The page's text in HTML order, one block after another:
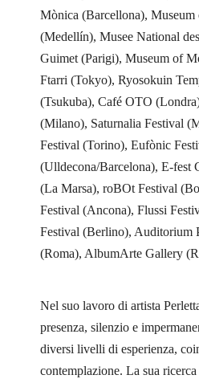
Mònica (Barcellona),
(Medellín), Musee National
Guimet (Parigi), Museum of
Ftarri (Tokyo), Ryosokuin
(Tsukuba), Café OTO
(Milano), Saturnalia Festival
Festival (Torino), Eufònic
(Ulldecona/Barcelona), E-fest
(La Marsa), roBOt Festival
Festival (Ancona), Flussi
Festival (Berlino), Auditorium
(Roma), AlbumArte Gallery
Nel suo lavoro di artista
presenza, silenzio e
diversi livelli di esperienza,
contemplazione. La sua